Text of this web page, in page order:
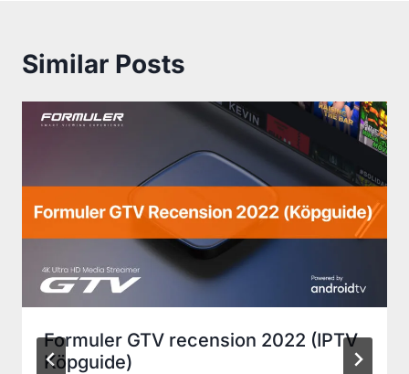
Similar Posts
Formuler GTV recension 2022 (IPTV
Köpguide)